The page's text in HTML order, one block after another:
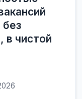
без
в чистой